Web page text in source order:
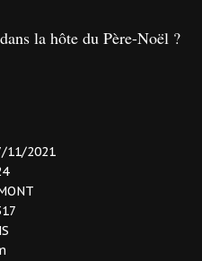
la hôte du Père-Noël ?
11/2021